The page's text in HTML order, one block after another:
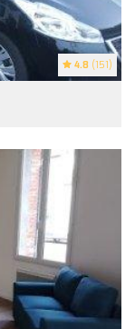
4.8 (151)